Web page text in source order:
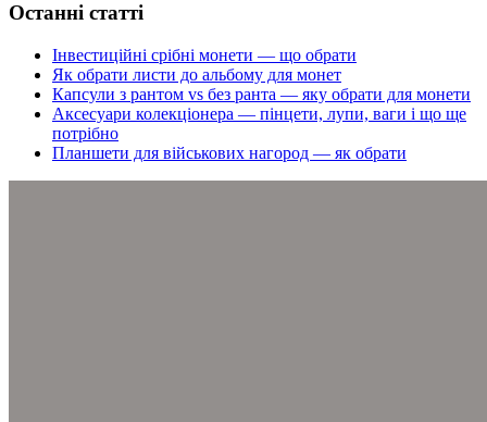
Останні статті
Інвестиційні срібні монети — що обрати
Як обрати листи до альбому для монет
Капсули з рантом vs без ранта — яку обрати для монети
Аксесуари колекціонера — пінцети, лупи, ваги і що ще
потрібно
Планшети для військових нагород — як обрати